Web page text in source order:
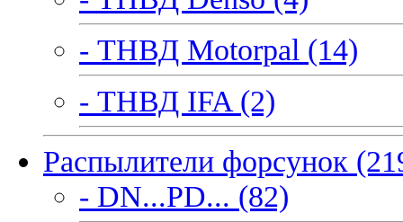
- ТНВД Motorpal (14)
- ТНВД IFA (2)
Распылители форсунок
- DN...PD... (82)